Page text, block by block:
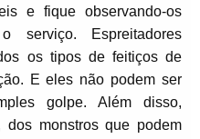
e fique observando-os
serviço. Espreitadores
os tipos de feitiços de
E eles não podem ser
golpe. Além disso,
dos monstros que podem